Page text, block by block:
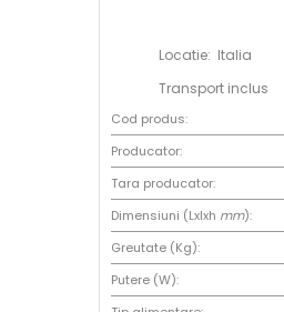
Locatie: Italia
Transport inclus
Cod produs:
Producator:
Tara producator:
Dimensiuni (Lxlxh mm):
Greutate (Kg):
Putere (W):